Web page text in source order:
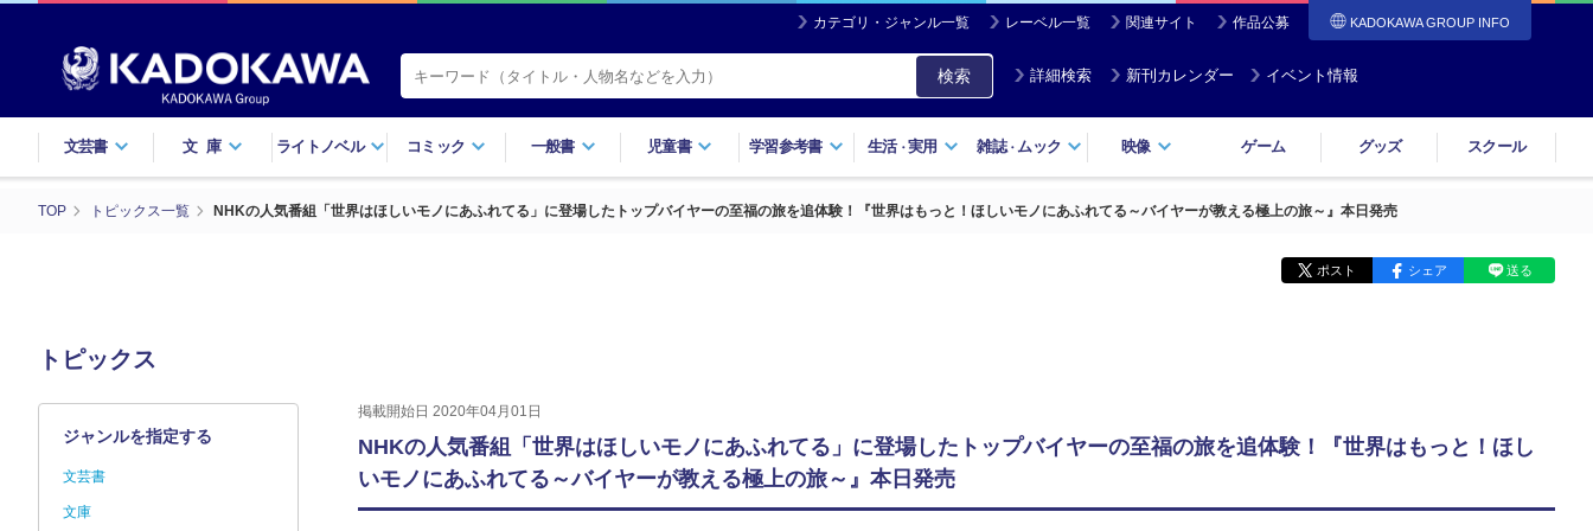
カテゴリ・ジャンル一覧 レーベル一覧 関連サイト 作品公募 KADOKAWA GROUP INFO
検索 詳細検索 新刊カレンダー イベント情報
文芸書 文庫 ライトノベル コミック 一般書 児童書 学習参考書 生活・実用 雑誌・ ムック 映像 ゲーム グッズ スクール
TOP トピックス一覧 NHKの人気番組「世界はほしいモノにあふれてる」に登場したトップバイヤーの至福の旅を追体験！『世界はもっと！ほしいモノにあふれてる～バイヤーが教える極上の旅～』本日発売
ポスト シェア 送る
トピックス
掲載開始日 2020年04月01日
NHKの人気番組「世界はほしいモノにあふれてる」に登場したトップバイヤーの至福の旅を追体験！『世界はもっと！ほし
いモノにあふれてる～バイヤーが教える極上の旅～』本日発売
ジャンルを指定する
文芸書
文庫